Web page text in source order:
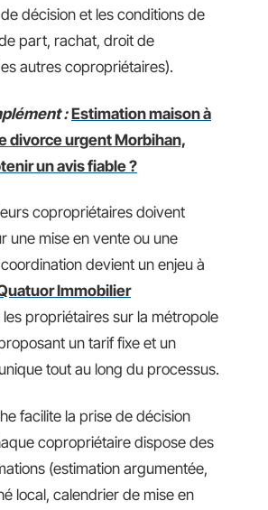
décision et les conditions de
part, rachat, droit de
autres copropriétaires).
: Estimation maison à
divorce urgent Morbihan,
un avis fiable ?
copropriétaires doivent
une mise en vente ou une
devient un enjeu à
Immobilier
propriétaires sur la métropole
un tarif fixe et un
tout au long du processus.
facilite la prise de décision
copropriétaire dispose des
(estimation argumentée,
local, calendrier de mise en